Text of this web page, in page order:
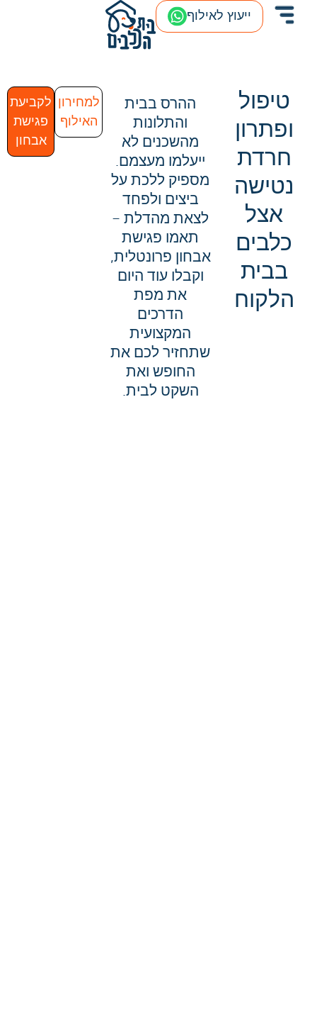
ייעוץ לאילוף
טיפול
ופתרון
חרדת
נטישה
אצל
כלבים
בבית
הלקוח
ההרס בבית
והתלונות
מהשכנים לא
ייעלמו מעצמם.
מספיק ללכת על
ביצים ולפחד
לצאת מהדלת –
תאמו פגישת
אבחון פרונטלית,
וקבלו עוד היום
את מפת
הדרכים
המקצועית
שתחזיר לכם את
החופש ואת
השקט לבית.
למחירון
האילוף
לקביעת
פגישת
אבחון